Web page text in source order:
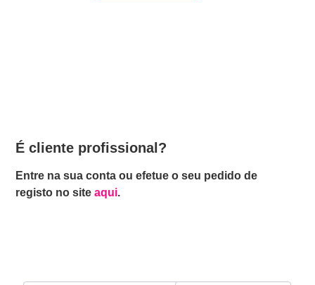
É cliente profissional?
Entre na sua conta ou efetue o seu pedido de
registo no siteaqui.